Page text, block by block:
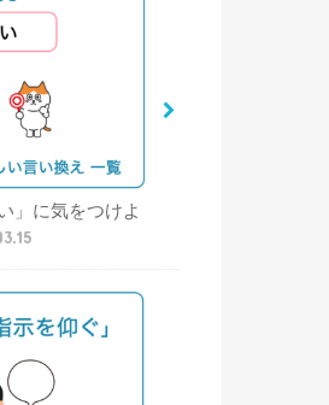
」に気をつけよ